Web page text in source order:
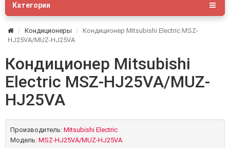
Категории
Кондиционеры
Кондиционер Mitsubishi Electric MSZ-
HJ25VA/MUZ-HJ25VA
Кондиционер Mitsubishi
Electric MSZ-HJ25VA/MUZ-
HJ25VA
Производитель: Mitsubishi Electric
Модель: MSZ-HJ25VA/MUZ-HJ25VA